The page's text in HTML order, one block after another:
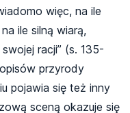
więc, na ile
ile silną wiarą,
racji” (s. 135-
przyrody
pojawia się też inny
sceną okazuje się